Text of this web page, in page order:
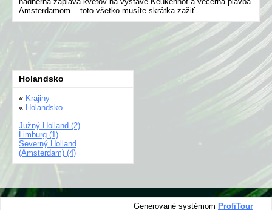
Amsterdamom... toto všetko musíte skrátka zažiť.
Holandsko
« Krajiny
« Holandsko
Južný Holland (2)
Limburg (1)
Severný Holland
(Amsterdam) (4)
Generované systémom ProfiTour